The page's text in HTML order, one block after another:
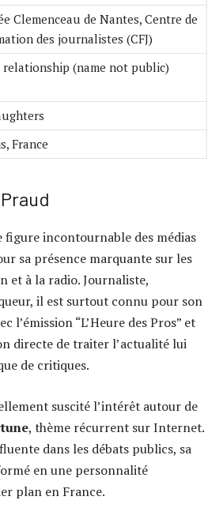
Clemenceau de Nantes, Centre de
des journalistes (CFJ)
relationship (name not public)
France
figure incontournable des médias
sa présence marquante sur les
et à la radio. Journaliste,
il est surtout connu pour son
l’émission “L’Heure des Pros” et
directe de traiter l’actualité lui
de critiques.
suscité l’intérêt autour de
, thème récurrent sur Internet.
dans les débats publics, sa
en une personnalité
plan en France.